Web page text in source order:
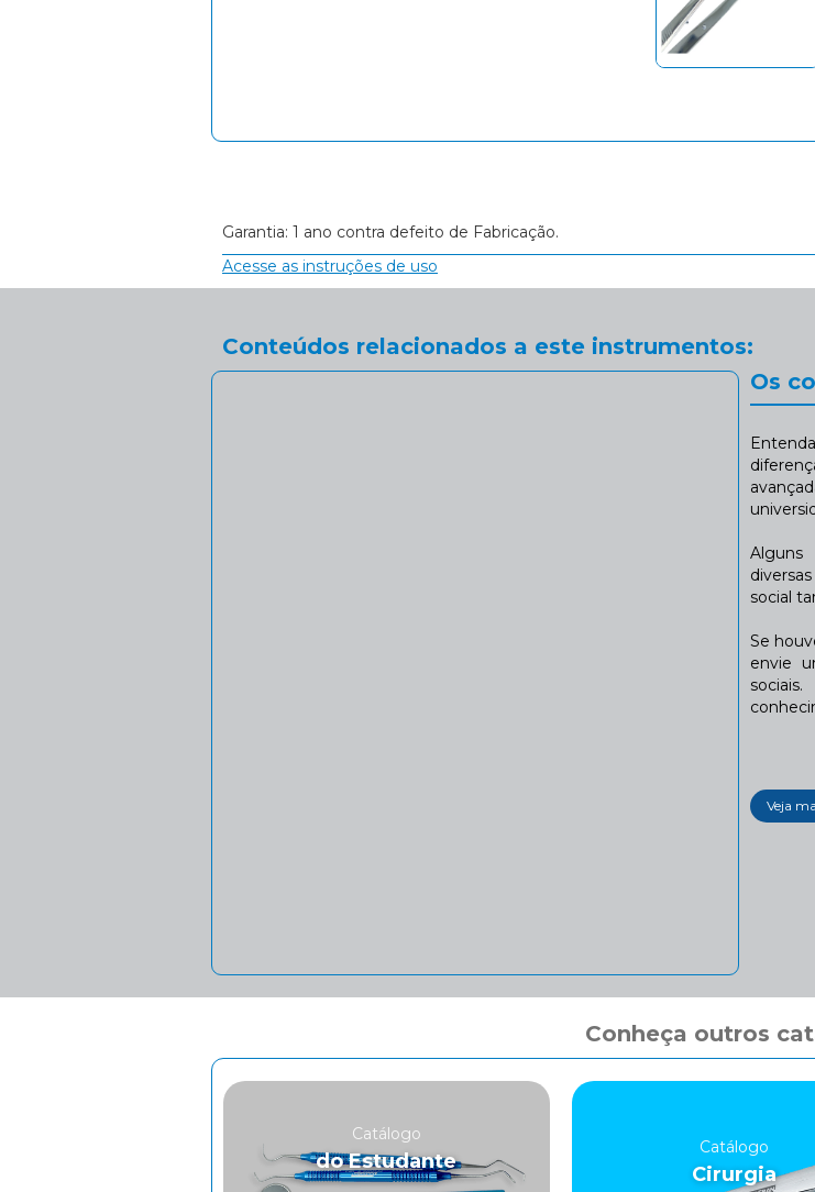
Garantia: 1 ano contra defeito de Fabricação.
Acesse as instruções de uso
Conteúdos relacionados a este instrumentos:
Os
social
Se
envie
Veja
Conheça outros
Catálogo
do Estudante
Catálogo
Cirurgia